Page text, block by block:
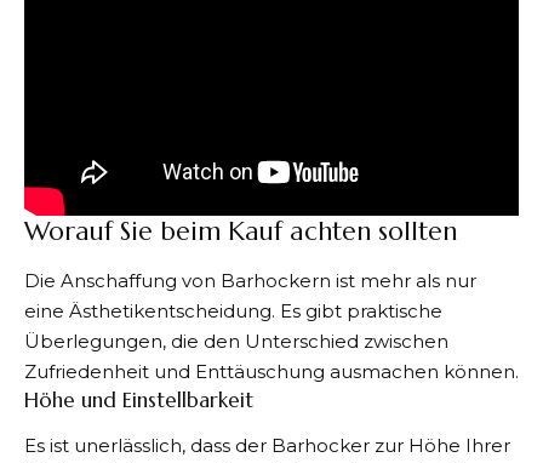
Worauf Sie beim Kauf achten sollten
Die Anschaffung von Barhockern ist mehr als nur
eine Ästhetikentscheidung. Es gibt praktische
Überlegungen, die den Unterschied zwischen
Zufriedenheit und Enttäuschung ausmachen können.
Höhe und Einstellbarkeit
Es ist unerlässlich, dass der Barhocker zur Höhe Ihrer